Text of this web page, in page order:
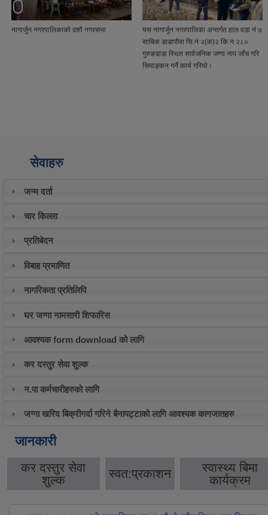
नागार्जुन नगरपालिकाको दशौ नगरसभा
यस नागार्जुन नगरपालिका अन्तर्गत हाल वडा नं ७
साबिक डाडापौवा सि.नं २(क)२ कि.न २८०
गुरुङडाडा स्थित सार्वजनिक जग्गा नाप जाँच गरि
सिमाङ्कन गर्ने कार्य गरियो।
सेवाहरु
जन्म दर्ता
चार किल्ला
प्रतिबेदन
विबाह प्रमाणित
नागरिकता प्रतिलिपि
घर जग्गा नामसारी शिफारिस
आवश्यक form download को लागि
कर दस्तुर सेवा शुल्क
न.पा कर्मचारीहरुको लागि
जग्गा खरिद बिक्रीगर्दा गरिने बैनापट्टाको लागि आवश्यक कागजातहरु
जानकारी
कर दस्तुर सेवा
शुल्क
स्वत:प्रकाशन
स्वास्थ्य बिमा
कार्यक्रम